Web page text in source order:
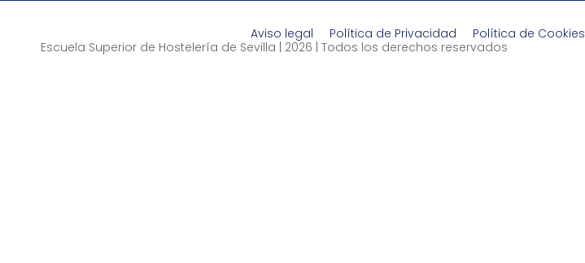
Aviso legal Política de Privacidad Política de Cookies
Escuela Superior de Hostelería de Sevilla | 2026 | Todos los derechos reservados